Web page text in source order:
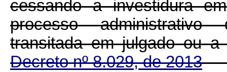
cessando a investidura
processo administrativo
transitada em julgado ou
Decreto nº 8.029, de 2013